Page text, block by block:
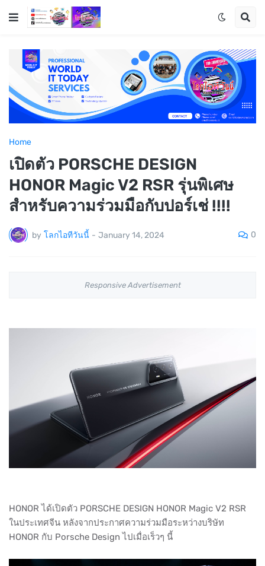
Home
เปิดตัว PORSCHE DESIGN
HONOR Magic V2 RSR รุ่นพิเศษ
สำหรับความร่วมมือกับปอร์เช่ !!!!
by โลกไอทีวันนี้ - January 14, 2024 0
Responsive Advertisement
HONOR ได้เปิดตัว PORSCHE DESIGN HONOR Magic V2 RSR
ในประเทศจีน หลังจากประกาศความร่วมมือระหว่างบริษัท
HONOR กับ Porsche Design ไปเมื่อเร็วๆ นี้